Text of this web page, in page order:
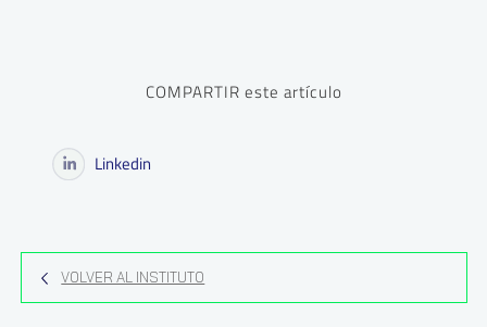
COMPARTIR este artículo
Linkedin
VOLVER AL INSTITUTO